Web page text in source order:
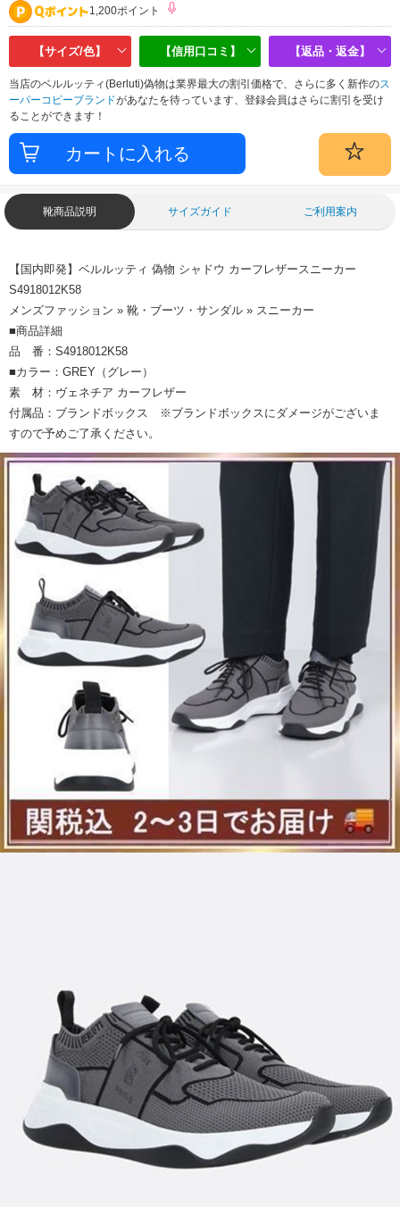
1,200ポイント
【サイズ/色】 【信用口コミ】 【返品・返金】
当店のベルルッティ(Berluti)偽物は業界最大の割引価格で、さらに多く新作のス
ーパーコピーブランドがあなたを待っています、登録会員はさらに割引を受け
ることができます！
靴商品説明 サイズガイド ご利用案内
【国内即発】ベルルッティ 偽物 シャドウ カーフレザースニーカー
S4918012K58
メンズファッション » 靴・ブーツ・サンダル » スニーカー
■商品詳細
品 番：S4918012K58
■カラー：GREY（グレー）
素 材：ヴェネチア カーフレザー
付属品：ブランドボックス ※ブランドボックスにダメージがございま
すので予めご了承ください。